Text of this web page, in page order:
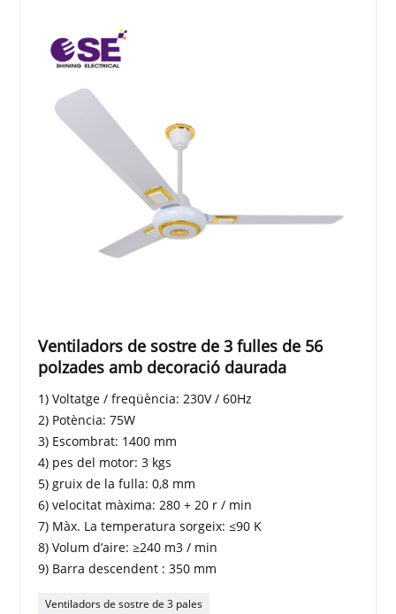
Ventiladors de sostre de 3 fulles de 56
polzades amb decoració daurada
1) Voltatge / freqüència: 230V / 60Hz
2) Potència: 75W
3) Escombrat: 1400 mm
4) pes del motor: 3 kgs
5) gruix de la fulla: 0,8 mm
6) velocitat màxima: 280 + 20 r / min
7) Màx. La temperatura sorgeix: ≤90 K
8) Volum d’aire: ≥240 m3 / min
9) Barra descendent : 350 mm
Ventiladors de sostre de 3 pales